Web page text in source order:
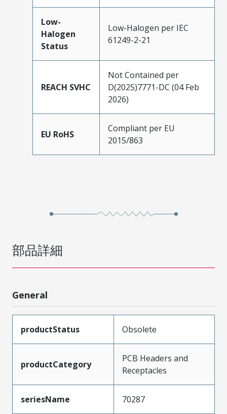
Low-
Halogen
Status
Low-Halogen per IEC
61249-2-21
REACH SVHC
Not Contained per
D(2025)7771-DC (04 Feb
2026)
EU RoHS
Compliant per EU
2015/863
部品詳細
General
productStatus Obsolete
productCategory
PCB Headers and
Receptacles
seriesName 70287